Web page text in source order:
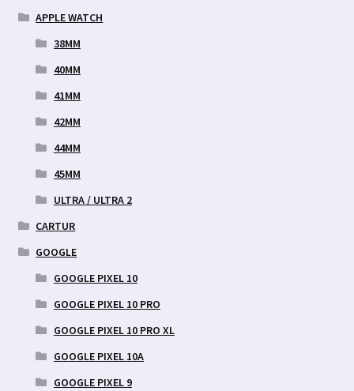
APPLE WATCH
38MM
40MM
41MM
42MM
44MM
45MM
ULTRA / ULTRA 2
CARTUR
GOOGLE
GOOGLE PIXEL 10
GOOGLE PIXEL 10 PRO
GOOGLE PIXEL 10 PRO XL
GOOGLE PIXEL 10A
GOOGLE PIXEL 9